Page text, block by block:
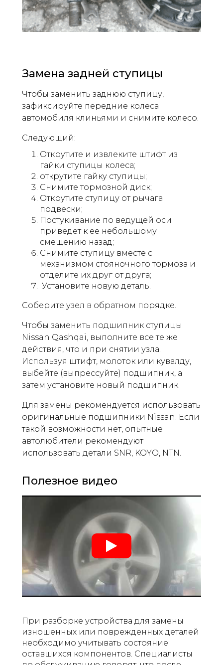
Замена задней ступицы
Чтобы заменить заднюю ступицу,
зафиксируйте передние колеса
автомобиля клиньями и снимите колесо.
Следующий:
Открутите и извлеките штифт из
гайки ступицы колеса;
открутите гайку ступицы;
Снимите тормозной диск;
Открутите ступицу от рычага
подвески;
Постукивание по ведущей оси
приведет к ее небольшому
смещению назад;
Снимите ступицу вместе с
механизмом стояночного тормоза и
отделите их друг от друга;
Установите новую деталь.
Соберите узел в обратном порядке.
Чтобы заменить подшипник ступицы
Nissan Qashqai, выполните все те же
действия, что и при снятии узла.
Используя штифт, молоток или кувалду,
выбейте (выпрессуйте) подшипник, а
затем установите новый подшипник.
Для замены рекомендуется использовать
оригинальные подшипники Nissan. Если
такой возможности нет, опытные
автолюбители рекомендуют
использовать детали SNR, KOYO, NTN.
Полезное видео
При разборке устройства для замены
изношенных или поврежденных деталей
необходимо учитывать состояние
оставшихся компонентов. Специалисты